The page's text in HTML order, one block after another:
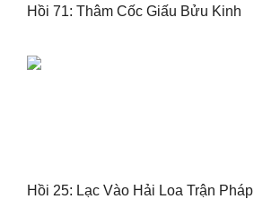
Hồi 71: Thâm Cốc Giấu Bửu Kinh
Hồi 25: Lạc Vào Hải Loa Trận Pháp